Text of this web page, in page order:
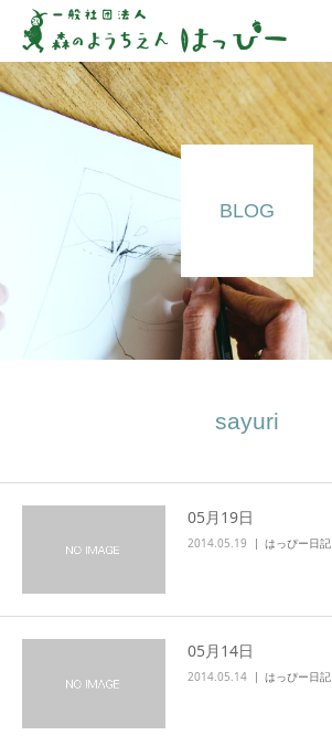
BLOG
sayuri
05月19日
2014.05.19 はっぴー日記
05月14日
2014.05.14 はっぴー日記
はっぴーについて
はっぴーの保育
お知らせ
ブログ
アクセス